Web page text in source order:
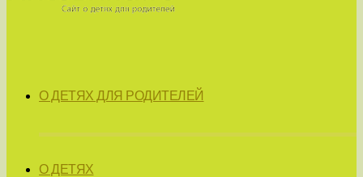
О ДЕТЯХ ДЛЯ РОДИТЕЛЕЙ
О ДЕТЯХ